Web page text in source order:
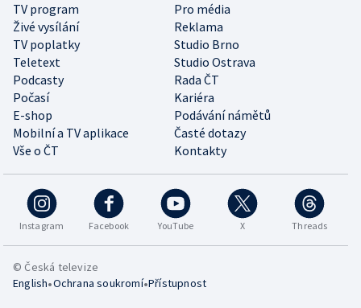
TV program
Pro média
Živé vysílání
Reklama
TV poplatky
Studio Brno
Teletext
Studio Ostrava
Podcasty
Rada ČT
Počasí
Kariéra
E-shop
Podávání námětů
Mobilní a TV aplikace
Časté dotazy
Vše o ČT
Kontakty
Instagram Facebook YouTube X Threads
© Česká televize
English•Ochrana soukromí•Přístupnost